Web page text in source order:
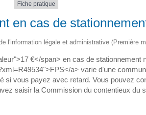
Fiche pratique
en cas de
l'information légale et administrative (Première
€</span> en cas de stationnement
a> varie d'une
vous payez avec retard. Vous pouvez
saisir la Commission du contentieux du